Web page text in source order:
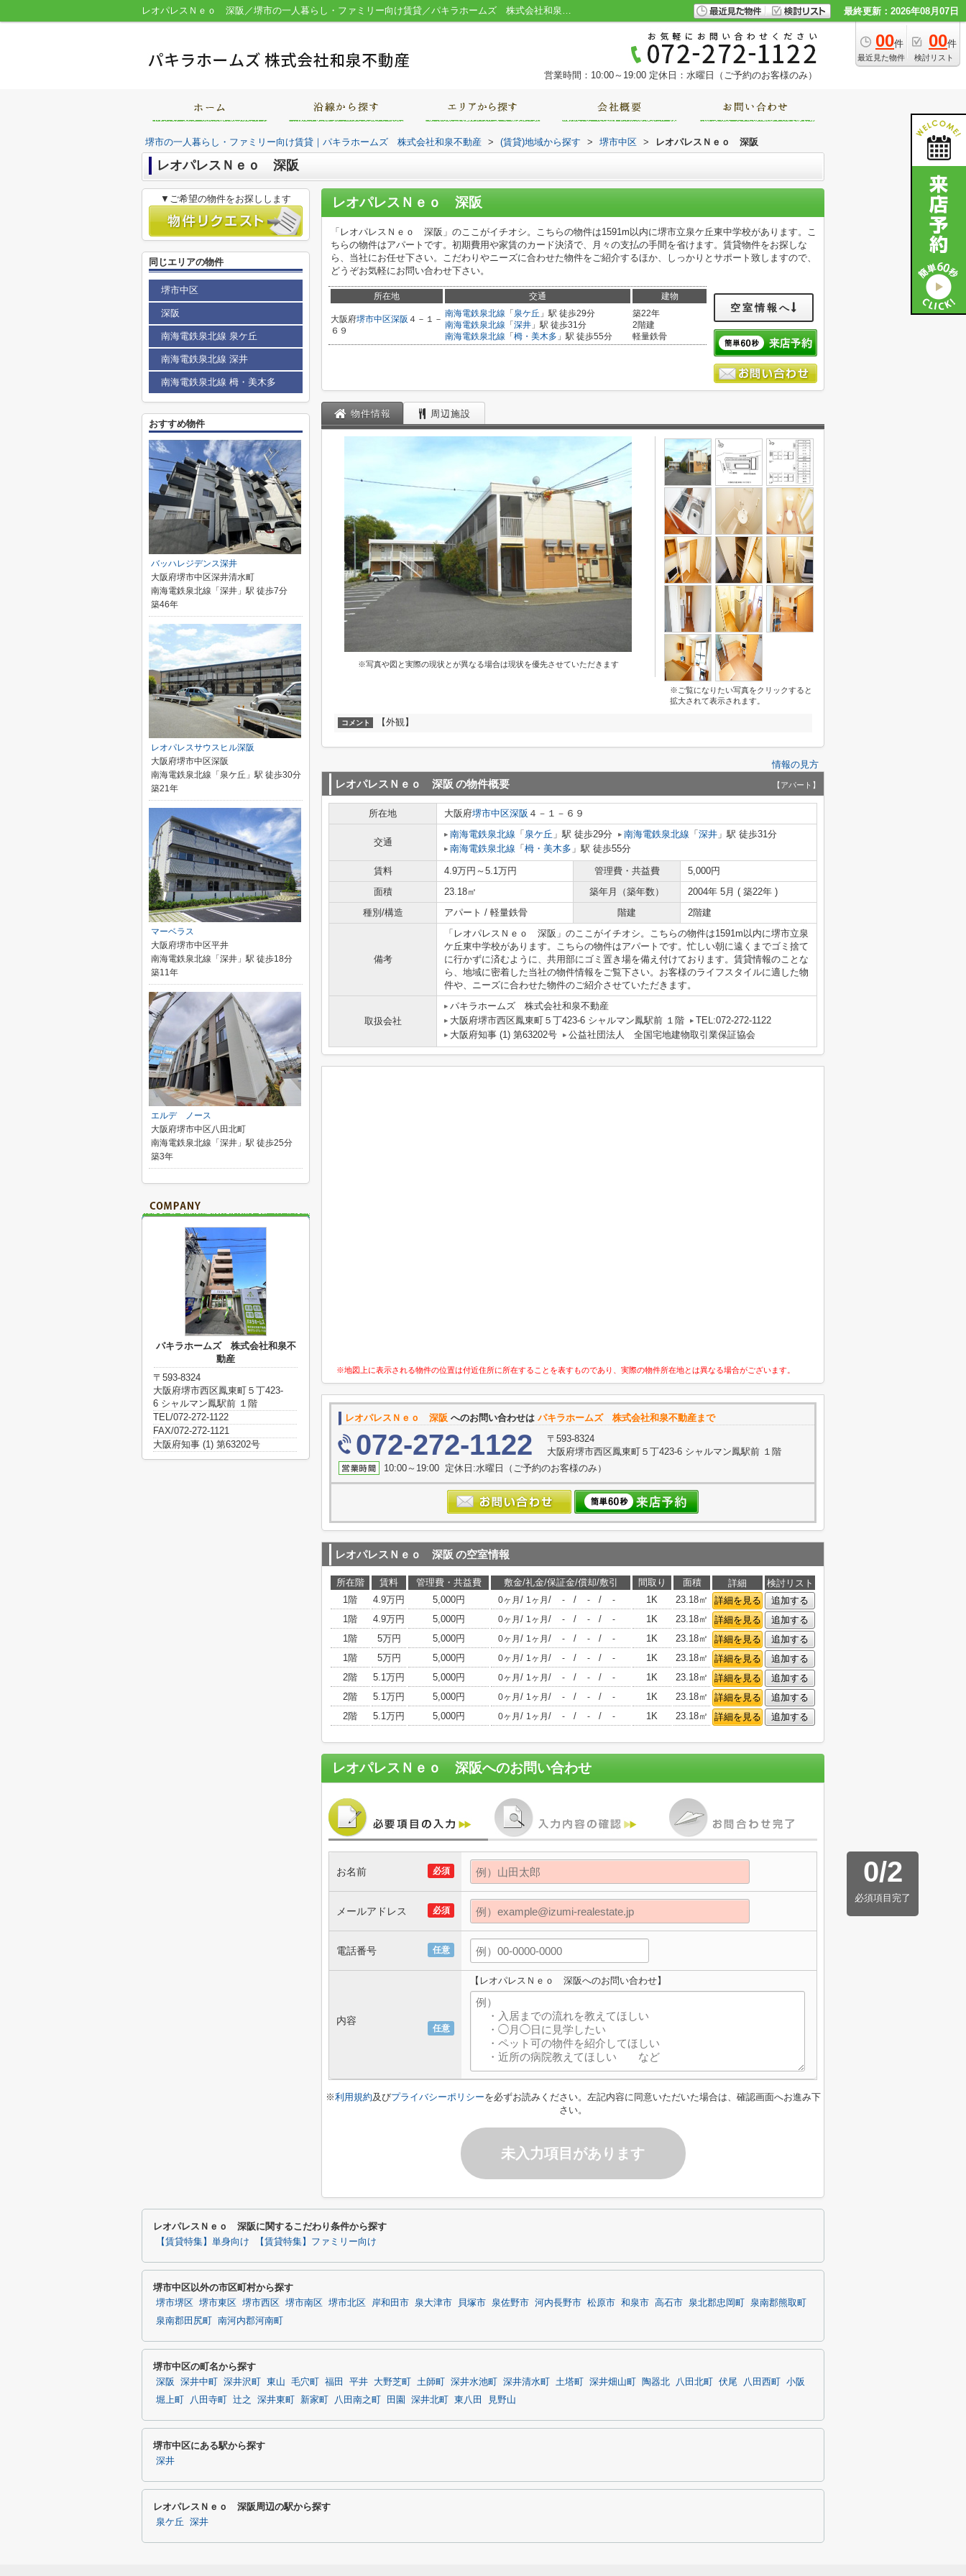
レオパレスＮｅｏ 深阪／堺市の一人暮らし・ファミリー向け賃貸／パキラホームズ 株式会社和泉不動産 最終更新：2026年08月07日
00件
最近見た物件
00件
検討リスト
営業時間：10:00～19:00 定休日：水曜日（ご予約のお客様のみ）
堺市の一人暮らし・ファミリー向け賃貸｜パキラホームズ 株式会社和泉不動産 > (賃貸)地域から探す > 堺市中区 > レオパレスＮｅｏ 深阪
レオパレスＮｅｏ 深阪
レオパレスＮｅｏ 深阪
「レオパレスＮｅｏ 深阪」のここがイチオシ。こちらの物件は1591m以内に堺市立泉ケ丘東中学校があります。こ
ちらの物件はアパートです。初期費用や家賃のカード決済で、月々の支払の手間を省けます。賃貸物件をお探しな
ら、当社にお任せ下さい。こだわりやニーズに合わせた物件をご紹介するほか、しっかりとサポート致しますので、
どうぞお気軽にお問い合わせ下さい。
所在地 交通 建物
大阪府堺市中区深阪 ４－１－
６９
南海電鉄泉北線 「 泉ケ丘 」駅 徒歩29分
南海電鉄泉北線 「 深井 」駅 徒歩31分
南海電鉄泉北線 「 栂・美木多 」駅 徒歩55分
築22年
2階建
軽量鉄骨
空室情報へ
物件情報 周辺施設
※写真や図と実際の現状とが異なる場合は現状を優先させていただきます
※ご覧になりたい写真をクリックすると
拡大されて表示されます。
コメント 【外観】
情報の見方
レオパレスＮｅｏ 深阪 の物件概要 【アパート】
所在地 大阪府堺市中区深阪 ４－１－６９
交通
南海電鉄泉北線 「 泉ケ丘 」駅 徒歩29分 南海電鉄泉北線 「 深井 」駅 徒歩31分
南海電鉄泉北線 「 栂・美木多 」駅 徒歩55分
賃料 4.9万円～5.1万円 管理費・共益費
5,000円
面積
23.18㎡ 築年月（築年数）
2004年 5月 ( 築22年 )
種別/構造
アパート / 軽量鉄骨 階建 2階建
備考
「レオパレスＮｅｏ 深阪」のここがイチオシ。こちらの物件は1591m以内に堺市立泉
ケ丘東中学校があります。こちらの物件はアパートです。忙しい朝に遠くまでゴミ捨て
に行かずに済むように、共用部にゴミ置き場を備え付けております。賃貸情報のことな
ら、地域に密着した当社の物件情報をご覧下さい。お客様のライフスタイルに適した物
件や、ニーズに合わせた物件のご紹介させていただきます。
取扱会社
パキラホームズ 株式会社和泉不動産
大阪府堺市西区鳳東町５丁423-6 シャルマン鳳駅前 １階
TEL:072-272-1122
大阪府知事 (1) 第63202号
公益社団法人 全国宅地建物取引業保証協会
※地図上に表示される物件の位置は付近住所に所在することを表すものであり、実際の物件所在地とは異なる場合がございます。
レオパレスＮｅｏ 深阪 へのお問い合わせは パキラホームズ 株式会社和泉不動産まで
072-272-1122
〒593-8324
大阪府堺市西区鳳東町５丁423-6 シャルマン鳳駅前 １階
10:00～19:00 定休日:水曜日（ご予約のお客様のみ）
レオパレスＮｅｏ 深阪 の空室情報
所在階 賃料 管理費・共益費 敷金/礼金/保証金/償却/敷引 間取り 面積 詳細
検討リスト
1階
4.9万円 5,000円 0ヶ月 / 1ヶ月 / - / - / - 1K 23.18㎡ 詳細を見る
追加する
1階
4.9万円 5,000円 0ヶ月 / 1ヶ月 / - / - / - 1K 23.18㎡ 詳細を見る
追加する
1階
5万円 5,000円 0ヶ月 / 1ヶ月 / - / - / - 1K 23.18㎡ 詳細を見る
追加する
1階
5万円 5,000円 0ヶ月 / 1ヶ月 / - / - / - 1K 23.18㎡ 詳細を見る
追加する
2階
5.1万円 5,000円 0ヶ月 / 1ヶ月 / - / - / - 1K 23.18㎡ 詳細を見る
追加する
2階
5.1万円 5,000円 0ヶ月 / 1ヶ月 / - / - / - 1K 23.18㎡ 詳細を見る
追加する
2階
5.1万円 5,000円 0ヶ月 / 1ヶ月 / - / - / - 1K 23.18㎡ 詳細を見る 追加する
レオパレスＮｅｏ 深阪へのお問い合わせ
0/2
必須項目完了
必須
お名前
必須
メールアドレス
任意
電話番号
任意
内容
【レオパレスＮｅｏ 深阪へのお問い合わせ】
※利用規約及びプライバシーポリシーを必ずお読みください。左記内容に同意いただいた場合は、確認画面へお進み下
さい。
未入力項目があります
▼ご希望の物件をお探しします
同じエリアの物件
堺市中区
深阪
南海電鉄泉北線 泉ケ丘
南海電鉄泉北線 深井
南海電鉄泉北線 栂・美木多
おすすめ物件
バッハレジデンス深井
大阪府堺市中区深井清水町
南海電鉄泉北線「深井」駅 徒歩7分
築46年
レオパレスサウスヒル深阪
大阪府堺市中区深阪
南海電鉄泉北線「泉ケ丘」駅 徒歩30分
築21年
マーベラス
大阪府堺市中区平井
南海電鉄泉北線「深井」駅 徒歩18分
築11年
エルデ ノース
大阪府堺市中区八田北町
南海電鉄泉北線「深井」駅 徒歩25分
築3年
パキラホームズ 株式会社和泉不
動産
〒593-8324
大阪府堺市西区鳳東町５丁423-
6 シャルマン鳳駅前 １階
TEL/072-272-1122
FAX/072-272-1121
大阪府知事 (1) 第63202号
レオパレスＮｅｏ 深阪に関するこだわり条件から探す
【賃貸特集】単身向け 【賃貸特集】ファミリー向け
堺市中区以外の市区町村から探す
堺市堺区 堺市東区 堺市西区 堺市南区 堺市北区 岸和田市 泉大津市 貝塚市 泉佐野市 河内長野市 松原市 和泉市 高石市 泉北郡忠岡町
泉南郡熊取町
泉南郡田尻町
南河内郡河南町
堺市中区の町名から探す
深阪 深井中町 深井沢町 東山 毛穴町 福田 平井 大野芝町 土師町 深井水池町 深井清水町 土塔町 深井畑山町 陶器北 八田北町 伏尾 八田西町
小阪
堀上町
八田寺町 辻之 深井東町 新家町 八田南之町 田園 深井北町 東八田 見野山
堺市中区にある駅から探す
深井
レオパレスＮｅｏ 深阪周辺の駅から探す
泉ケ丘 深井